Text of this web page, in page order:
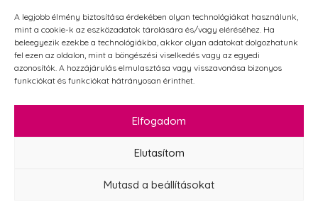
A legjobb élmény biztosítása érdekében olyan technológiákat használunk,
mint a cookie-k az eszközadatok tárolására és/vagy eléréséhez. Ha
beleegyezik ezekbe a technológiákba, akkor olyan adatokat dolgozhatunk
fel ezen az oldalon, mint a böngészési viselkedés vagy az egyedi
azonosítók. A hozzájárulás elmulasztása vagy visszavonása bizonyos
funkciókat és funkciókat hátrányosan érinthet.
Elfogadom
Elutasítom
Mutasd a beállításokat